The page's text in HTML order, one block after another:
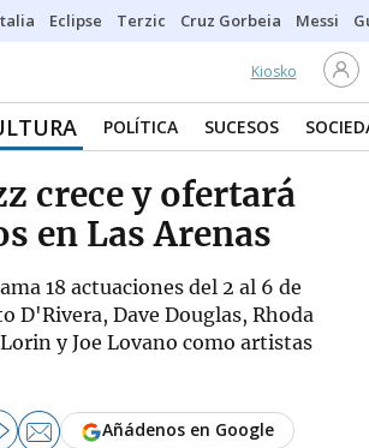
Eclipse Terzic Cruz Gorbeia Messi
Kiosko
POLÍTICA SUCESOS
crece y ofertará
en Las Arenas
18 actuaciones del 2 al 6 de
D'Rivera, Dave Douglas, Rhoda
y Joe Lovano como artistas
Añádenos en Google